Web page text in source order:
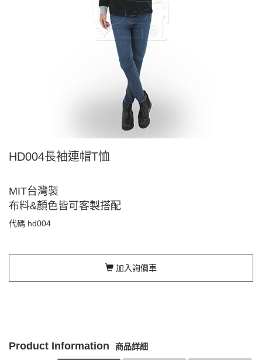
HD004長袖連帽T恤
MIT台灣製
布料&顏色皆可客製搭配
代碼 hd004
加入詢價車
Product Information 商品詳細